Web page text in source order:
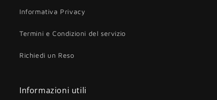
Informativa Privacy
Termini e Condizioni del servizio
Richiedi un Reso
Informazioni utili